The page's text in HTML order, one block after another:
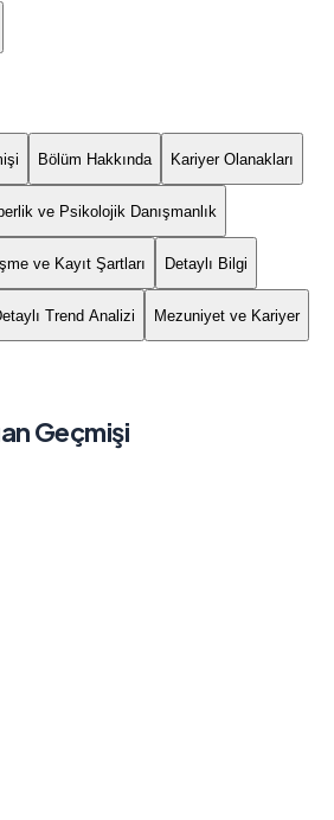
Bölüm Hakkında Kariyer Olanakları
ve Psikolojik Danışmanlık
ve Kayıt Şartları Detaylı Bilgi
Trend Analizi Mezuniyet ve Kariyer
Geçmişi